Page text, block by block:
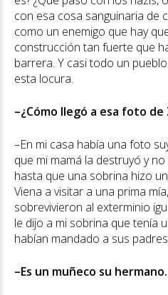
con esa cosa sanguinaria de
como un enemigo que hay
construcción tan fuerte que
barrera. Y casi todo un
esta locura.
–¿Cómo llegó a esa foto de
–En mi casa había una foto
que mi mamá la destruyó y
hasta que una sobrina hizo
Viena a visitar a una prima
sobrevivieron al exterminio
le dijo a mi sobrina que tenía
habían mandado a sus
–Es un muñeco su